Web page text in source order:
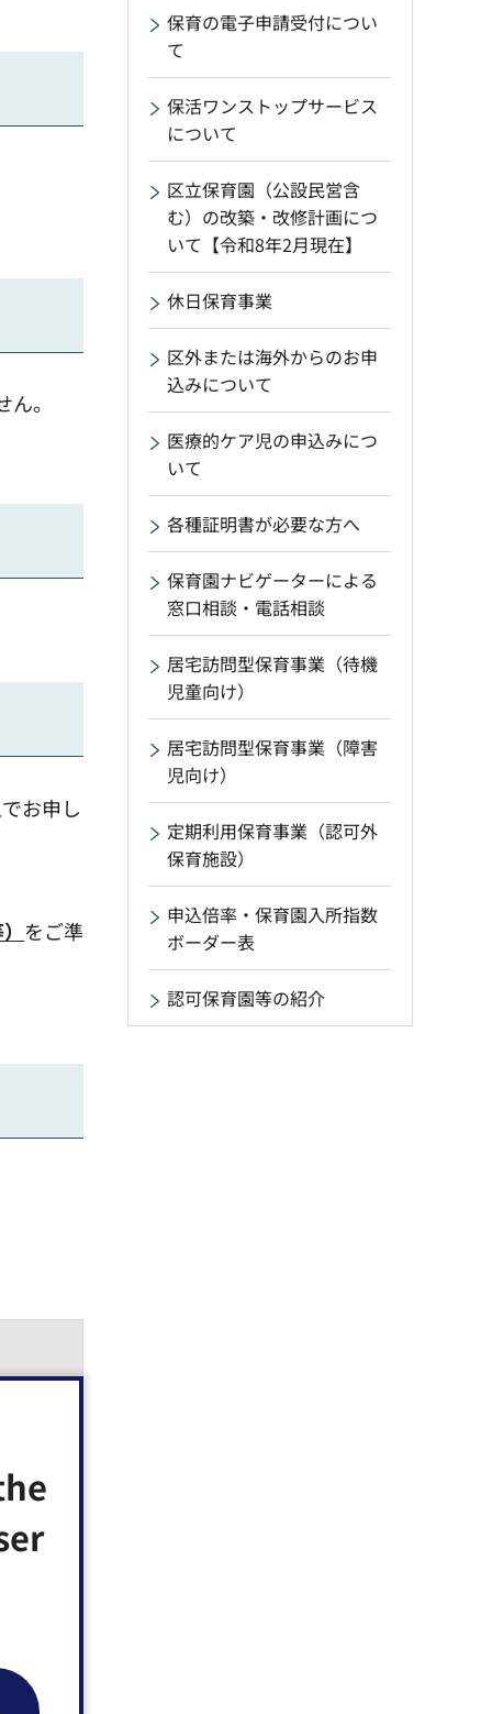
。
お申し
をご準
保育の電子申請受付につい
て
保活ワンストップサービス
について
区立保育園（公設民営含
む）の改築・改修計画につ
いて【令和8年2月現在】
休日保育事業
区外または海外からのお申
込みについて
医療的ケア児の申込みにつ
いて
各種証明書が必要な方へ
保育園ナビゲーターによる
窓口相談・電話相談
居宅訪問型保育事業（待機
児童向け）
居宅訪問型保育事業（障害
児向け）
定期利用保育事業（認可外
保育施設）
申込倍率・保育園入所指数
ボーダー表
認可保育園等の紹介